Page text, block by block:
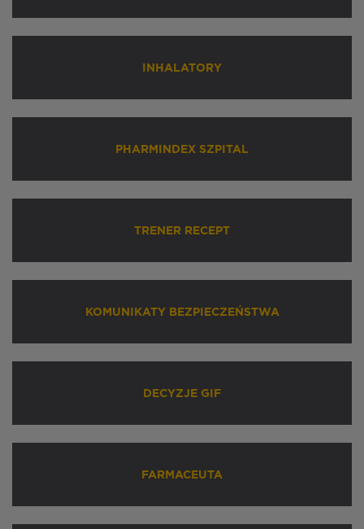
INHALATORY
PHARMINDEX SZPITAL
TRENER RECEPT
KOMUNIKATY BEZPIECZEŃSTWA
DECYZJE GIF
FARMACEUTA